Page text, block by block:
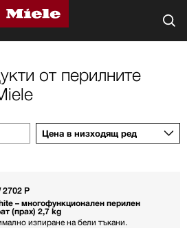
от перилните
Цена в низходящ ред
2702 P
– многофункционален перилен
(прах) 2,7 kg
изпиране на бели тъкани.